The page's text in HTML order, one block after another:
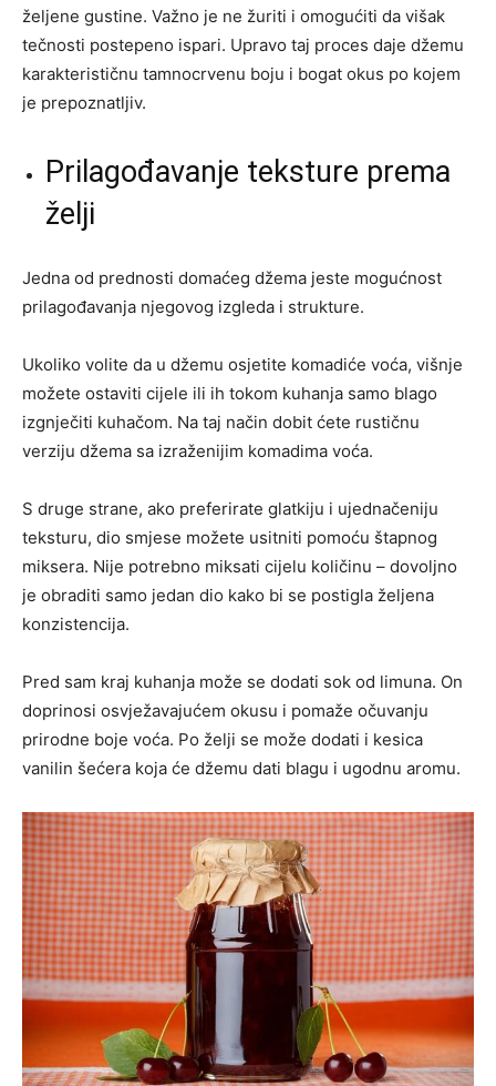
željene gustine. Važno je ne žuriti i omogućiti da višak
tečnosti postepeno ispari. Upravo taj proces daje džemu
karakterističnu tamnocrvenu boju i bogat okus po kojem
je prepoznatljiv.
Prilagođavanje teksture prema
želji
Jedna od prednosti domaćeg džema jeste mogućnost
prilagođavanja njegovog izgleda i strukture.
Ukoliko volite da u džemu osjetite komadiće voća, višnje
možete ostaviti cijele ili ih tokom kuhanja samo blago
izgnječiti kuhačom. Na taj način dobit ćete rustičnu
verziju džema sa izraženijim komadima voća.
S druge strane, ako preferirate glatkiju i ujednačeniju
teksturu, dio smjese možete usitniti pomoću štapnog
miksera. Nije potrebno miksati cijelu količinu – dovoljno
je obraditi samo jedan dio kako bi se postigla željena
konzistencija.
Pred sam kraj kuhanja može se dodati sok od limuna. On
doprinosi osvježavajućem okusu i pomaže očuvanju
prirodne boje voća. Po želji se može dodati i kesica
vanilin šećera koja će džemu dati blagu i ugodnu aromu.